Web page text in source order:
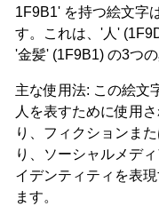
1F9B1' を持つ絵文字
す。これは、'人'
'金髪' (1F9B1) の3つ
主な使用法: この絵文
人を表すために使用
り、フィクションま
り、ソーシャルメデ
イデンティティを表
ます。